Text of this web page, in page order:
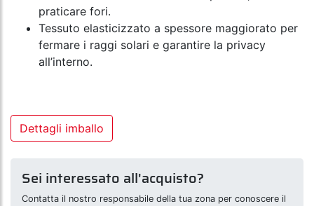
praticare fori.
Tessuto elasticizzato a spessore maggiorato per
fermare i raggi solari e garantire la privacy
all’interno.
Dettagli imballo
Sei interessato all'acquisto?
Contatta il nostro responsabile della tua zona per conoscere il